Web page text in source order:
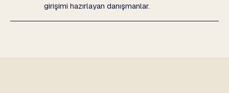
girişimi hazırlayan danışmanlar.